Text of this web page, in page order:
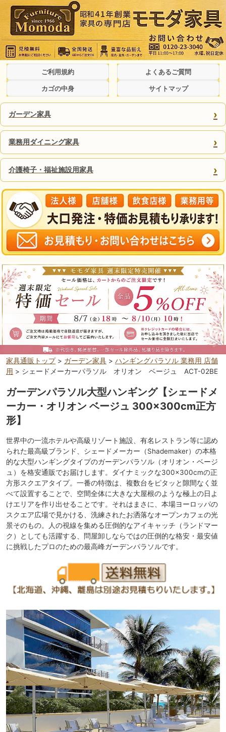
ご利用規約 よくあるご質問
カゴの中身 サイトマップ
ガーデン家具 ›
業務用ダイニング家具 ›
介護椅子・福祉施設用家具 ›
家具通販トップ> ガーデン家具 > ハンギングパラソル 業務用 店舗
用 > シェードメーカーパラソル オリオン ベージュ ACT-02BE
ガーデンパラソル大型ハンギング【シェードメ
ーカー・オリオン ベージュ 300×300cm正方
形】
世界中の一流ホテルや高級リゾート施設、有名レストラン等に認め
られた最高級ブランド、シェードメーカー（Shademaker）の本格
的な大型ハンギングタイプのガーデンパラソル（オリオン・ベージ
ュ）を格安通販でお届けします。ダイナミックな300×300cmの正
方形スクエアタイプ。一番の特徴は、複数台をピタッと隙間なく並
べて設置することで、空間全体に大きな大屋根のような極上の日よ
けエリアを作り出せることです。それはまさに、本場ヨーロッパの
スクエア広場で見かける、洗練されたお洒落なオープンカフェの光
景そのもの。人の視線を集める圧倒的なアイキャッチ（ランドマー
ク）としても活躍する、問屋卸しならではの圧倒的な格安・最安値
に挑戦したプロのための最高峰ガーデンパラソルです。